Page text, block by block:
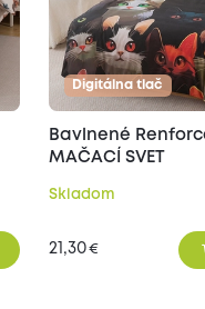
Digitálna tlač
Bavlnené
MAČACÍ SVET
Skladom
21,30€